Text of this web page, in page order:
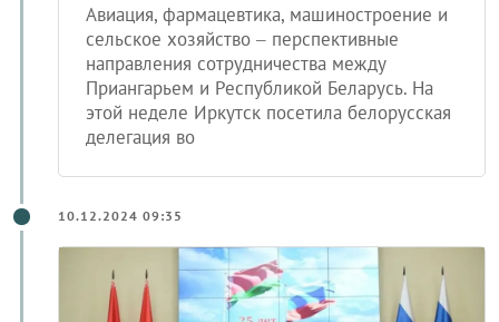
Авиация, фармацевтика, машиностроение и
сельское хозяйство – перспективные
направления сотрудничества между
Приангарьем и Республикой Беларусь. На
этой неделе Иркутск посетила белорусская
делегация во
10.12.2024 09:35